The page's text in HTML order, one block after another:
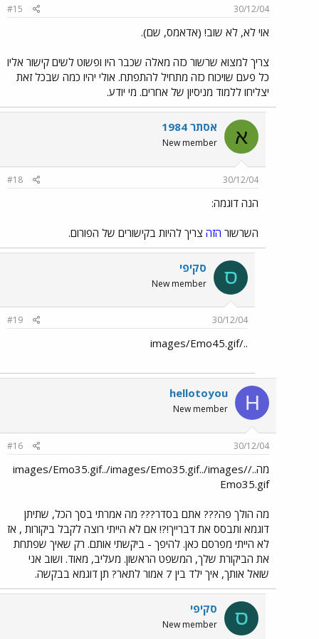
30/12/04
#15
אוי לא, לא שוב! (אדאמס, שם).
צריך למצוא שרשור כזה מאלה שכבר היו ופשוט לשים קישור אליו
כל פעם שויכוח כזה מתחיל להתפתח. אולי יהיו כמה שבכל זאת
יצליחו ללמוד מניסיון של אחרים. מי יודע.
א אסתר 1984
New member
30/12/04
#18
הנה דוגמה:
השרשור הזה צריך להיות בקישורים של הפורום.
ס סקיפי
New member
30/12/04
#19
../images/Emo45.gif
H
hellotoyou
New member
30/12/04
#16
מה../images/Emo35.gif../images/Emo35.gif../images/
Emo35.gif
מה הולך פה??? אתם בסדר??? מה אמרתי בסך הכל, שתיתן
דוגמא ותבסס את דברייך!?! אם לא הייתי רוצה לקבל ביקורות , אז
לא הייתי מפרסם כאן. להיפך - ביקשתי אותם. רק שאיך שפתחת
את הביקורת שלך, המשפט הראשון. מעליב, מאוד. ושוב אני
שואל אותך, איך ילד בין 7 אמור לתאר? תן דוגמא בבקשה.
ס סקיפי
New member